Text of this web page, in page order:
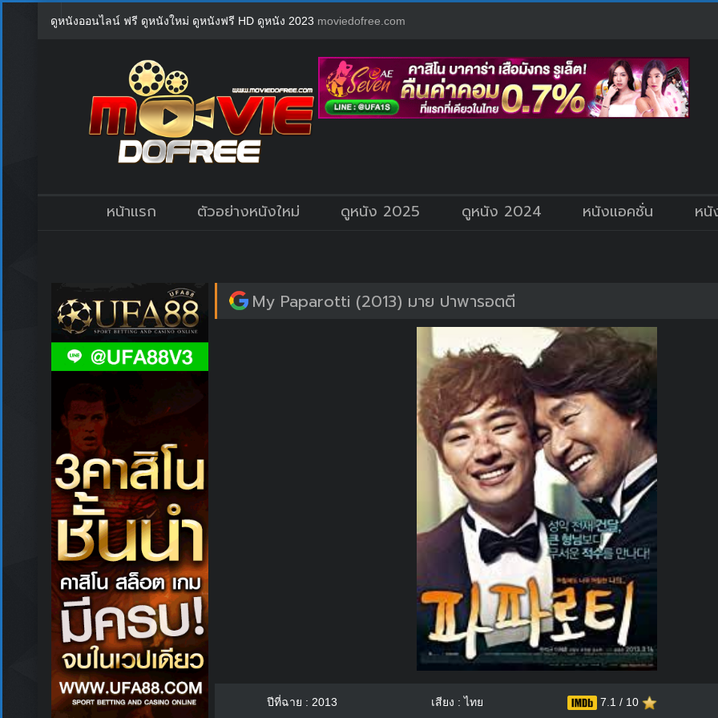
ดูหนังออนไลน์ ฟรี ดูหนังใหม่ ดูหนังฟรี HD ดูหนัง 2023 moviedofree.com
หน้าแรก ตัวอย่างหนังใหม่ ดูหนัง 2025 ดูหนัง 2024 หนังแอคชั่น หนั
My Paparotti (2013) มาย ปาพารอตตี
ปีที่ฉาย : 2013 เสียง : ไทย 7.1 / 10